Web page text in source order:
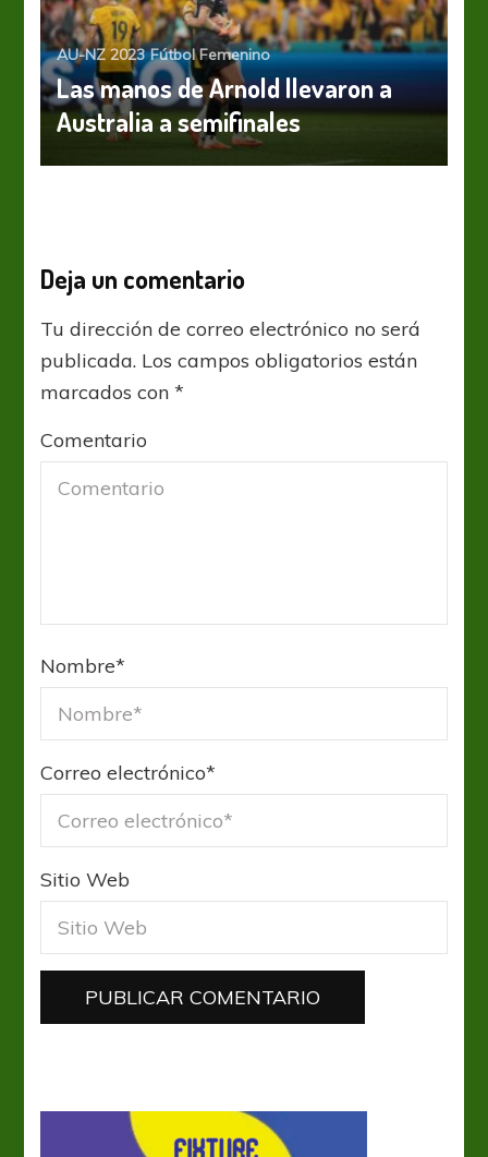
AU-NZ 2023 Fútbol Femenino
Las manos de Arnold llevaron a
Australia a semifinales
Deja un comentario
Tu dirección de correo electrónico no será
publicada. Los campos obligatorios están
marcados con*
Comentario
Nombre*
Correo electrónico*
Sitio Web